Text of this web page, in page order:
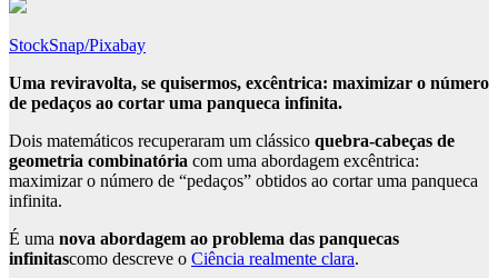
StockSnap/Pixabay
Uma reviravolta, se quisermos, excêntrica: maximizar o número
de pedaços ao cortar uma panqueca infinita.
Dois matemáticos recuperaram um clássico quebra-cabeças de
geometria combinatória com uma abordagem excêntrica:
maximizar o número de “pedaços” obtidos ao cortar uma panqueca
infinita.
É uma nova abordagem ao problema das panquecas
infinitascomo descreve o Ciência realmente clara.